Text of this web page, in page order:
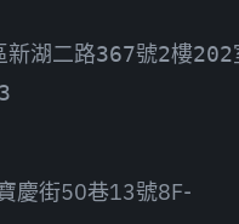
湖二路367號2樓202
慶街50巷13號8F-